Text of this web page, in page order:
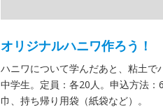
オリジナルハニワ作ろう！
ハニワについて学んだあと、粘土で
中学生。定員：各20人。申込方法
巾、持ち帰り用袋（紙袋など）。